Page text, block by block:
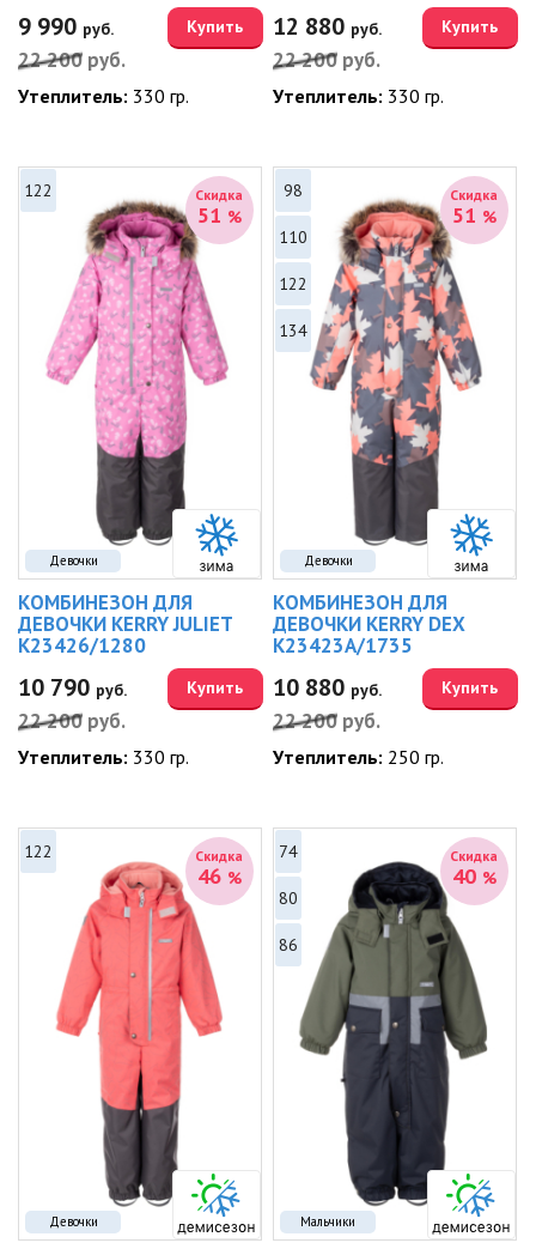
9 990 руб.
22 200 руб.
Купить
Утеплитель: 330 гр.
12 880 руб.
22 200 руб.
Купить
Утеплитель: 330 гр.
Девочки
Скидка
51 %
122
КОМБИНЕЗОН ДЛЯ
ДЕВОЧКИ KERRY JULIET
K23426/1280
10 790 руб.
22 200 руб.
Купить
Утеплитель: 330 гр.
Девочки
Скидка
51 %
98
110
122
134
КОМБИНЕЗОН ДЛЯ
ДЕВОЧКИ KERRY DEX
K23423A/1735
10 880 руб.
22 200 руб.
Купить
Утеплитель: 250 гр.
Девочки
Скидка
46 %
122
Мальчики
Скидка
40 %
74
80
86